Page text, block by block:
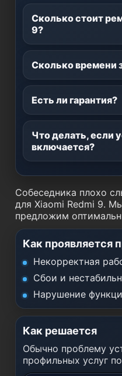
Сколько стоит
9?
Сколько времени
Есть ли гарантия?
Что делать, если
включается?
Собеседника плохо
для Xiaomi Redmi 9.
предложим
Как проявляется
Некорректная
Сбои и
Нарушение
Как решается
Обычно проблему
профильных услуг